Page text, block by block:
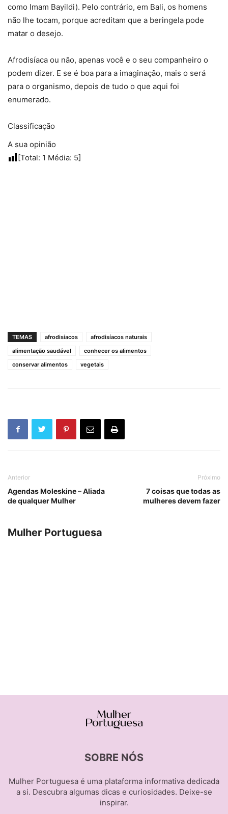
como Imam Bayildi). Pelo contrário, em Bali, os homens
não lhe tocam, porque acreditam que a beringela pode
matar o desejo.
Afrodisíaca ou não, apenas você e o seu companheiro o
podem dizer. E se é boa para a imaginação, mais o será
para o organismo, depois de tudo o que aqui foi
enumerado.
Classificação
A sua opinião
[Total: 1 Média: 5]
TEMAS afrodisíacos
afrodisíacos naturais
alimentação saudável
conhecer os alimentos
conservar alimentos
vegetais
Anterior
Agendas Moleskine – Aliada
de qualquer Mulher
Próximo
7 coisas que todas as
mulheres devem fazer
Mulher Portuguesa
SOBRE NÓS
Mulher Portuguesa é uma plataforma informativa dedicada
a si. Descubra algumas dicas e curiosidades. Deixe-se
inspirar.